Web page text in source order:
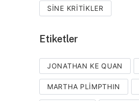
SINE KRITIKLER
Etiketler
JONATHAN KE QUAN
MARTHA PLIMPTHIN